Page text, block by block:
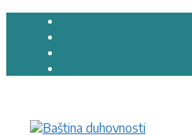
Preskoči